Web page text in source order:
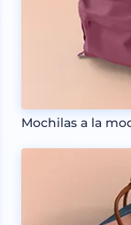
Mochilas a la